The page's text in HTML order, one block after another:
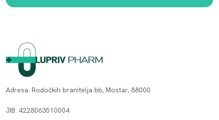
Adresa. Rodočkih branitelja bb, Mostar, 88000
JIB: 4228063510004